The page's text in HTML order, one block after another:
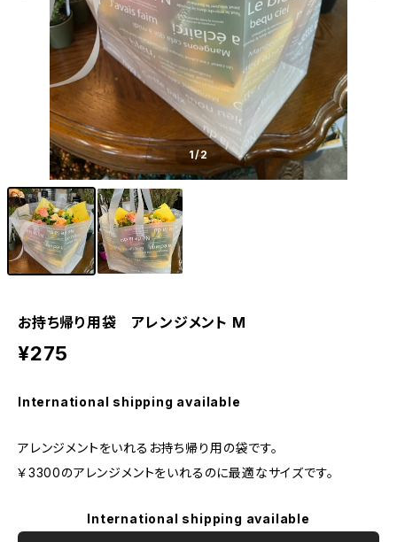
1/2
お持ち帰り用袋 アレンジメント M
¥275
International shipping available
アレンジメントをいれるお持ち帰り用の袋です。
￥3300のアレンジメントをいれるのに最適なサイズです。
International shipping available